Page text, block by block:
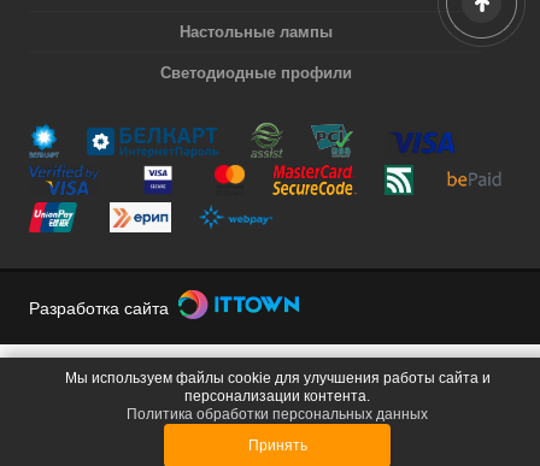
Настольные лампы
Светодиодные профили
Разработка сайта
Мы используем файлы cookie для улучшения работы сайта и
персонализации контента.
Политика обработки персональных данных
Принять